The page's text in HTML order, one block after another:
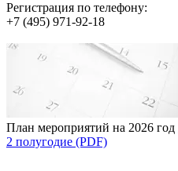
Регистрация по телефону:
+7 (495) 971-92-18
План мероприятий на 2026 год
2 полугодие (PDF)